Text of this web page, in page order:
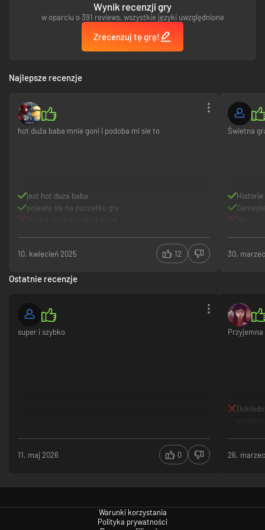
Wynik recenzji gry
w oparciu o 391 reviews, wszystkie języki uwzględnione
Zrecenzuj tę grę!
Najlepsze recenzje
hot duża baba mnie goni i podoba mi sie to
jest hot duza baba
pojawia się na poczatku gry
10. kwiecień 2025 12
Świetna
Historie
30.
Ostatnie recenzje
super i szybko
11. maj 2026 0 26.
Warunki korzystania
Polityka prywatności